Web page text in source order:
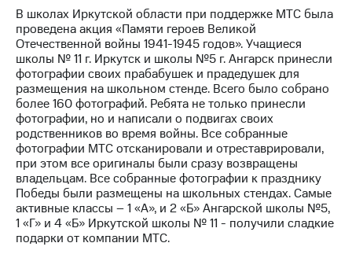
выкупа
акций
Дивиденды
Рынок
облигаций
Описание
Еврооблигации-2023
Уведомление
о
погашении
именных
облигаций
Другое
Регистратор
В школах Иркутской области при поддержке МТС была
проведена акция «Памяти героев Великой
Отечественной войны 1941-1945 годов». Учащиеся
школы № 11 г. Иркутск и школы №5 г. Ангарск принесли
фотографии своих прабабушек и прадедушек для
размещения на школьном стенде. Всего было собрано
более 160 фотографий. Ребята не только принесли
фотографии, но и написали о подвигах своих
родственников во время войны. Все собранные
фотографии МТС отсканировали и отреставрировали,
при этом все оригиналы были сразу возвращены
владельцам. Все собранные фотографии к празднику
Победы были размещены на школьных стендах. Самые
активные классы – 1 «А», и 2 «Б» Ангарской школы №5,
1 «Г» и 4 «Б» Иркутской школы № 11 - получили сладкие
подарки от компании МТС.